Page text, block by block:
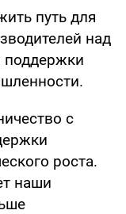
путь для
над
поддержки
с
роста.
наши